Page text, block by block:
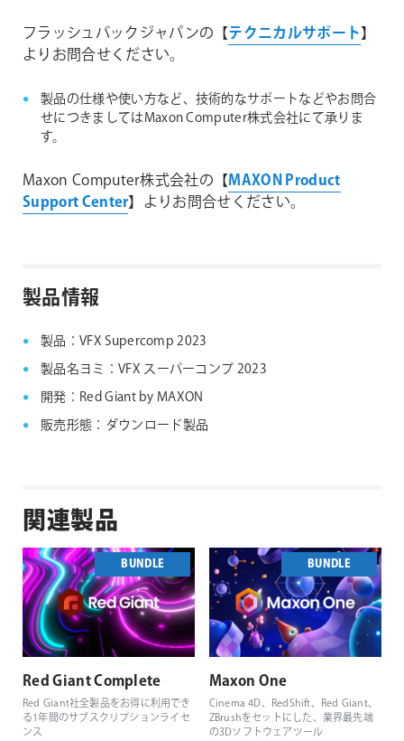
フラッシュバックジャパンの【テクニカルサポート】
よりお問合せください。
製品の仕様や使い方など、技術的なサポートなどやお問合
せにつきましてはMaxon Computer株式会社にて承りま
す。
Maxon Computer株式会社の【MAXON Product
Support Center】よりお問合せください。
製品情報
製品：VFX Supercomp 2023
製品名ヨミ：VFX スーパーコンプ 2023
開発：Red Giant by MAXON
販売形態：ダウンロード製品
関連製品
BUNDLE
Red Giant Complete
Red Giant社全製品をお得に利用でき
る1年間のサブスクリプションライセ
ンス
BUNDLE
Maxon One
Cinema 4D、RedShift、Red Giant、
ZBrushをセットにした、業界最先端
の3Dソフトウェアツール